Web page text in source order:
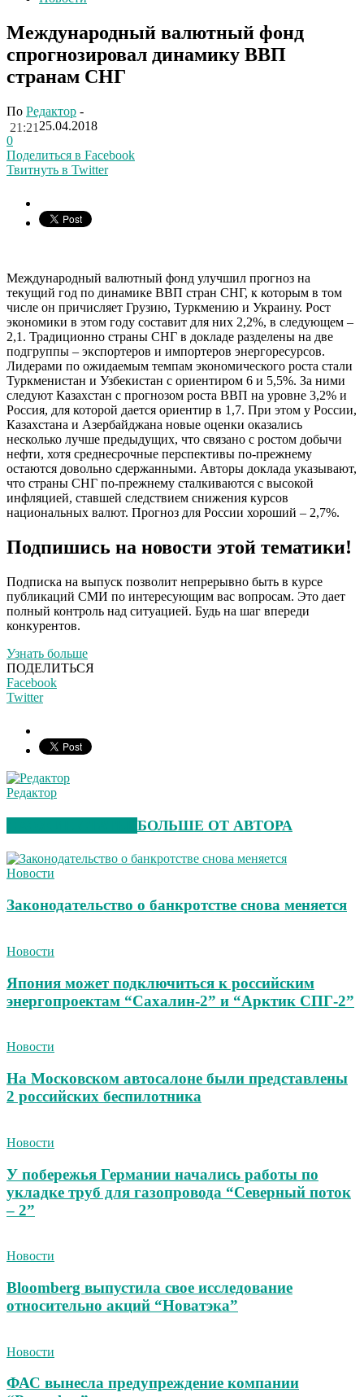
Международный валютный фонд
спрогнозировал динамику ВВП
странам СНГ
По Редактор -
25.04.2018
21:21
0
Поделиться в Facebook
Твитнуть в Twitter
Международный валютный фонд улучшил прогноз на
текущий год по динамике ВВП стран СНГ, к которым в том
числе он причисляет Грузию, Туркмению и Украину. Рост
экономики в этом году составит для них 2,2%, в следующем –
2,1. Традиционно страны СНГ в докладе разделены на две
подгруппы – экспортеров и импортеров энергоресурсов.
Лидерами по ожидаемым темпам экономического роста стали
Туркменистан и Узбекистан с ориентиром 6 и 5,5%. За ними
следуют Казахстан с прогнозом роста ВВП на уровне 3,2% и
Россия, для которой дается ориентир в 1,7. При этом у России,
Казахстана и Азербайджана новые оценки оказались
несколько лучше предыдущих, что связано с ростом добычи
нефти, хотя среднесрочные перспективы по-прежнему
остаются довольно сдержанными. Авторы доклада указывают,
что страны СНГ по-прежнему сталкиваются с высокой
инфляцией, ставшей следствием снижения курсов
национальных валют. Прогноз для России хороший – 2,7%.
Подпишись на новости этой тематики!
Подписка на выпуск позволит непрерывно быть в курсе
публикаций СМИ по интересующим вас вопросам. Это дает
полный контроль над ситуацией. Будь на шаг впереди
конкурентов.
Узнать больше
ПОДЕЛИТЬСЯ
Facebook
Twitter
Редактор
БОЛЬШЕ ОТ АВТОРА
Новости
Законодательство о банкротстве снова меняется
Новости
Япония может подключиться к российским
энергопроектам “Сахалин-2” и “Арктик СПГ-2”
Новости
На Московском автосалоне были представлены
2 российских беспилотника
Новости
У побережья Германии начались работы по
укладке труб для газопровода “Северный поток
– 2”
Новости
Bloomberg выпустила свое исследование
относительно акций “Новатэка”
Новости
ФАС вынесла предупреждение компании